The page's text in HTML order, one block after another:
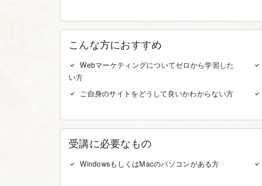
こんな方におすすめ
Webマーケティングについてゼロから学習した
い方
ご自身のサイトをどうして良いかわからない方
受講に必要なもの
WindowsもしくはMacのパソコンがある方